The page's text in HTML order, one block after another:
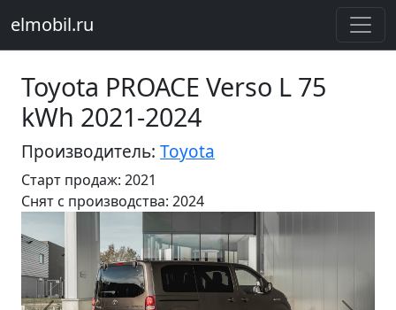
elmobil.ru
Toyota PROACE Verso L 75
kWh 2021-2024
Производитель: Toyota
Старт продаж: 2021
Cнят с производства: 2024